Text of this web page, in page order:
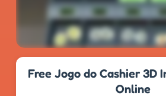
★★★★★
Free Jogo do Cashier 3D
Online